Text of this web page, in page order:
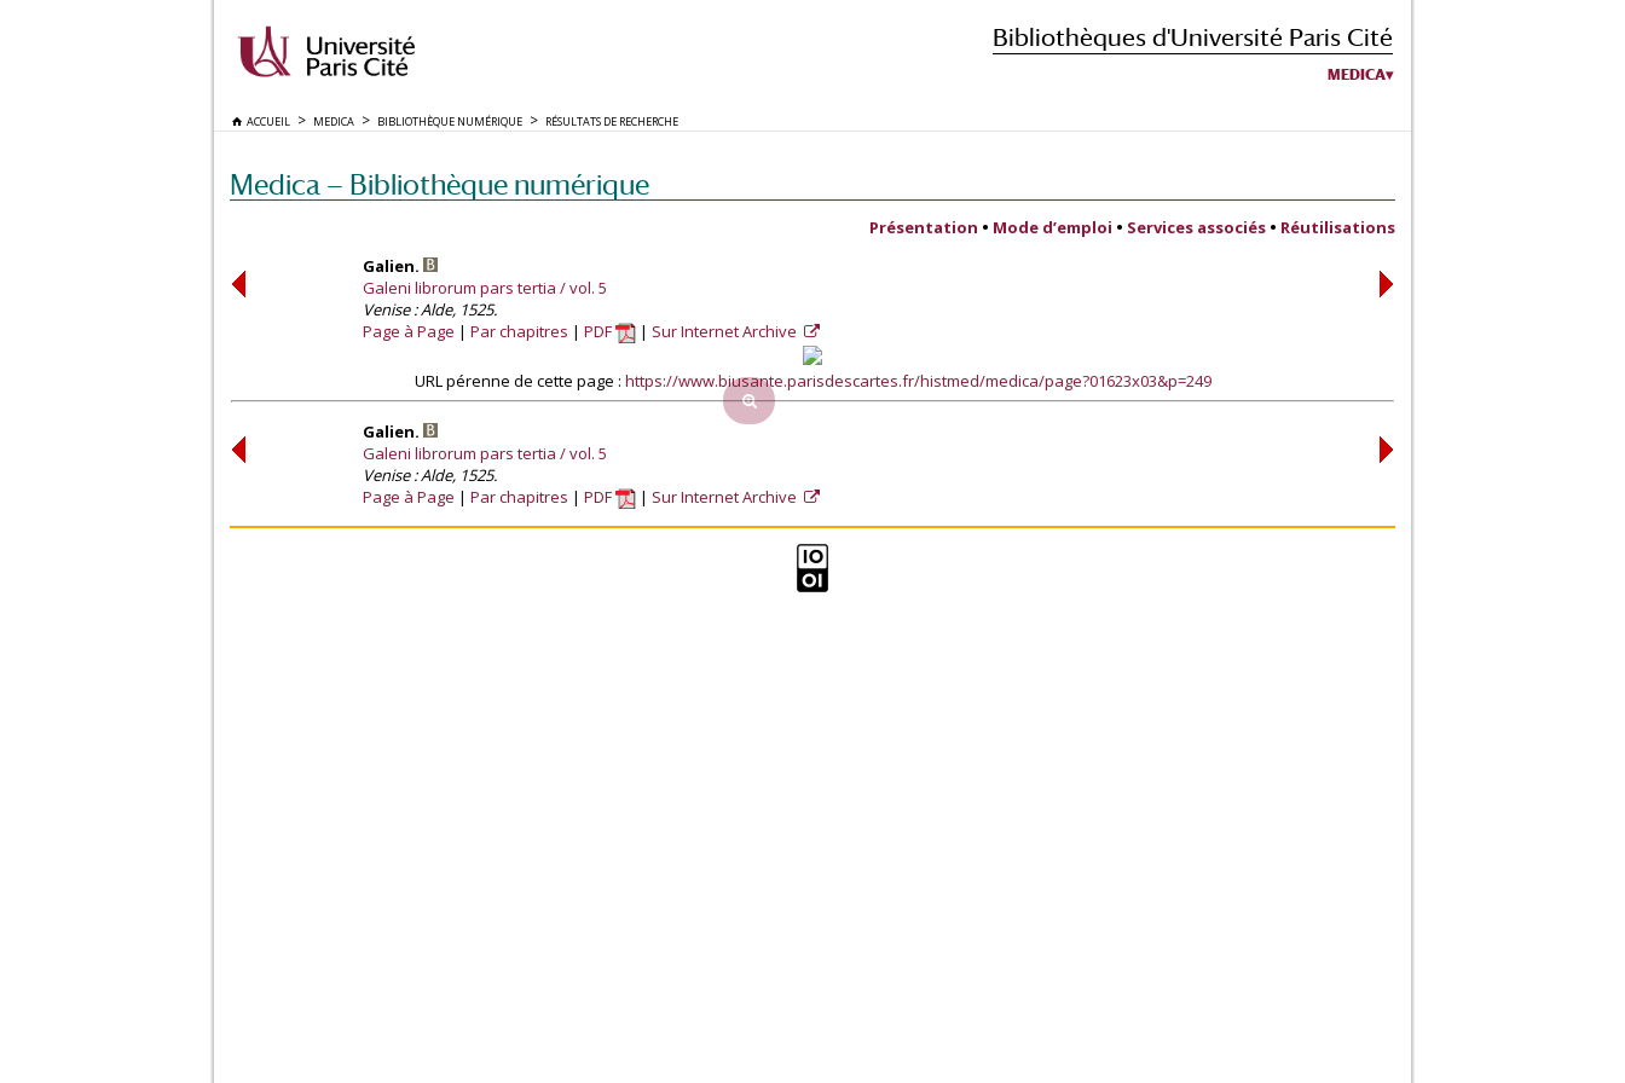
Bibliothèques d'Université Paris Cité
MEDICA
ACCUEIL MEDICA BIBLIOTHÈQUE NUMÉRIQUE RÉSULTATS DE RECHERCHE
Medica — Bibliothèque numérique
Présentation • Mode d’emploi • Services associés • Réutilisations
Galien.
Galeni librorum pars tertia / vol. 5
Venise : Alde, 1525.
Page à Page
Par chapitres PDF Sur Internet Archive
URL pérenne de cette page : https://www.biusante.parisdescartes.fr/histmed/medica/page?01623x03&p=249
Galien.
Galeni librorum pars tertia / vol. 5
Venise : Alde, 1525.
Page à Page
Par chapitres PDF Sur Internet Archive